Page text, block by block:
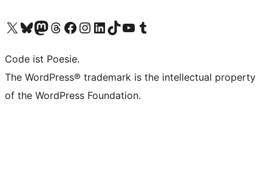
Unser X-Konto (früher Twitter) besuchen
Unser Bluesky-Konto besuchen
Unser Mastodon-Konto besuchen
Unser Threads-Konto besuchen
Unsere Facebook-Seite besuchen
Unser Instagram-Konto besuchen
Unser LinkedIn-Konto besuchen
Unser TikTok-Konto besuchen
Unseren YouTube-Kanal besuchen
Unser Tumblr-Konto besuchen
Code ist Poesie.
The WordPress® trademark is the intellectual property
of the WordPress Foundation.